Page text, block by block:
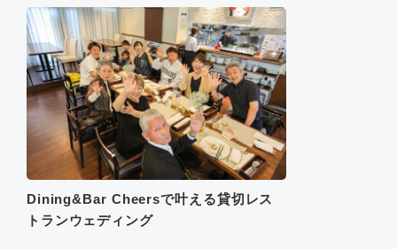
Dining&Bar Cheersで叶える貸切レス
トランウェディング